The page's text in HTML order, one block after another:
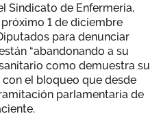
Sindicato de Enfermería,
próximo 1 de diciembre
para denunciar
“abandonando a su
como demuestra su
el bloqueo que desde
parlamentaria de